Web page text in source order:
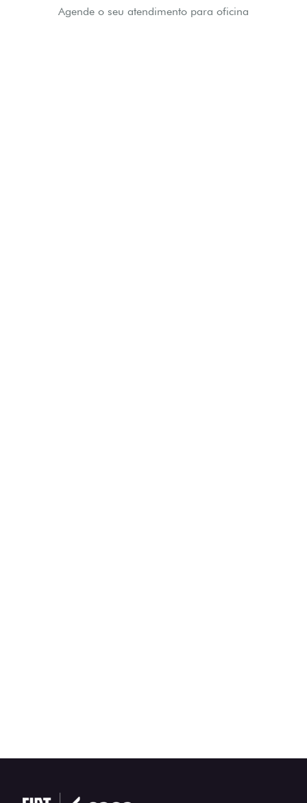
Agende o seu atendimento para oficina